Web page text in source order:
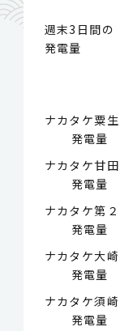
週末3日間の
発電量
ナカタケ粟生
発電量
ナカタケ甘田
発電量
ナカタケ第２
発電量
ナカタケ大崎
発電量
ナカタケ須崎
発電量